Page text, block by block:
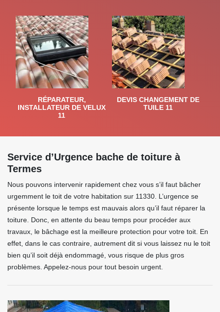
RÉPARATEUR,
INSTALLATEUR DE VELUX
11
DEVIS CHANGEMENT DE
TUILE 11
Service d’Urgence bache de toiture à
Termes
Nous pouvons intervenir rapidement chez vous s’il faut bâcher
urgemment le toit de votre habitation sur 11330. L’urgence se
présente lorsque le temps est mauvais alors qu’il faut réparer la
toiture. Donc, en attente du beau temps pour procéder aux
travaux, le bâchage est la meilleure protection pour votre toit. En
effet, dans le cas contraire, autrement dit si vous laissez nu le toit
bien qu’il soit déjà endommagé, vous risque de plus gros
problèmes. Appelez-nous pour tout besoin urgent.